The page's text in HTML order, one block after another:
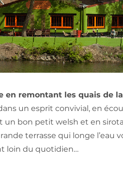
en remontant les quais de
un esprit convivial, en
un bon petit welsh et en
terrasse qui longe
loin du quotidien…